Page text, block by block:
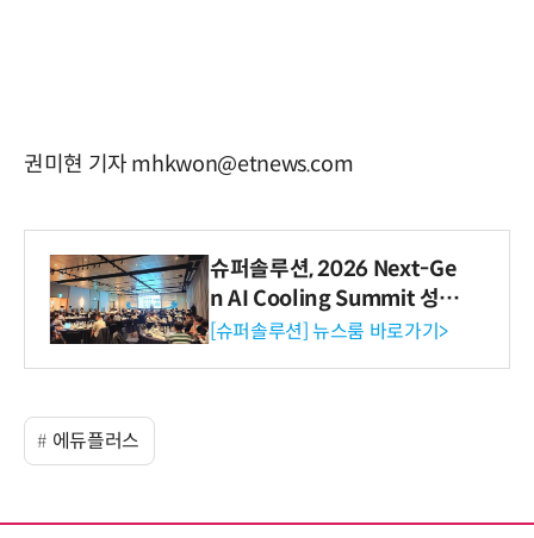
권미현 기자 mhkwon@etnews.com
슈퍼솔루션, 2026 Next-Ge
n AI Cooling Summit 성황
리 성료
[슈퍼솔루션] 뉴스룸 바로가기>
에듀플러스